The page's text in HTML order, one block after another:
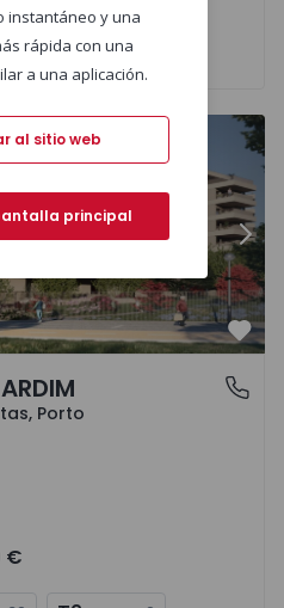
110 0
Porto
€
instantáneo y una
rápida con una
a una aplicación.
al sitio web
principal